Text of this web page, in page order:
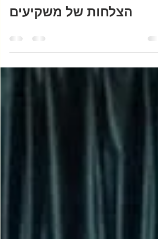
ram handelman
May 13, 2021
הצלחות של משקיעים